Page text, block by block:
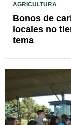
AGRICULTURA
Bonos de
locales no
tema